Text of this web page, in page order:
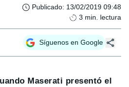
Publicado: 13/02/2019 09:48
3 min. lectura
Síguenos en Google
Maserati presentó el